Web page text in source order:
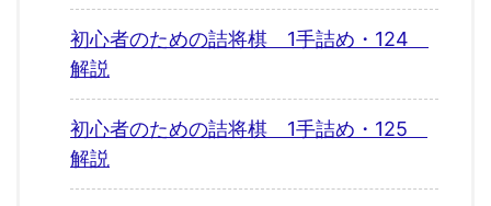
初心者のための詰将棋 1手詰め・124
解説
初心者のための詰将棋 1手詰め・125
解説